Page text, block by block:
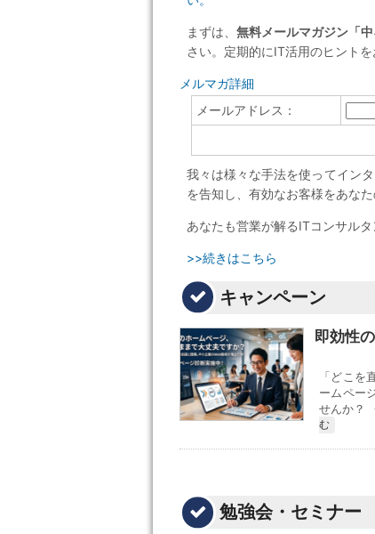
まずは、無料メールマガジン「
さい。定期的にIT活用のヒントを
メルマガ詳細
メールアドレス：
我々は様々な手法を使ってイン
を告知し、有効なお客様をあな
あなたも営業が解るITコンサル
>>続きはこちら
キャンペーン
即効性
「どこを
ームペー
せんか？
む
勉強会・セミナー